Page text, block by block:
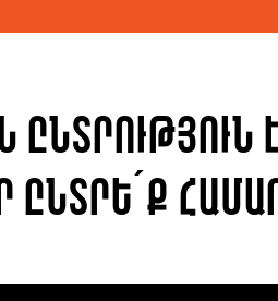
ընտրություն
ընտրե´ք